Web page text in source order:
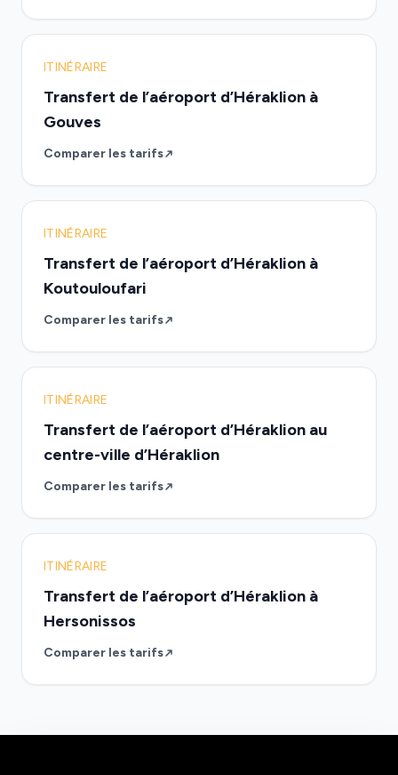
ITINÉRAIRE
Transfert de l’aéroport d’Héraklion à
Gouves
Comparer les tarifs
ITINÉRAIRE
Transfert de l’aéroport d’Héraklion à
Koutouloufari
Comparer les tarifs
ITINÉRAIRE
Transfert de l’aéroport d’Héraklion au
centre-ville d’Héraklion
Comparer les tarifs
ITINÉRAIRE
Transfert de l’aéroport d’Héraklion à
Hersonissos
Comparer les tarifs